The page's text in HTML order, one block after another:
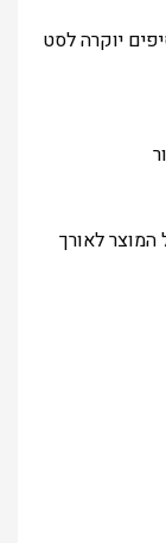
יוקרה לסט
המוצר לאורך